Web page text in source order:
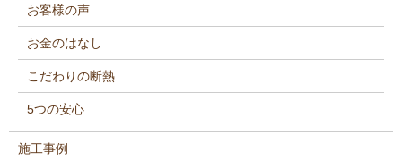
お客様の声
お金のはなし
こだわりの断熱
5つの安心
施工事例